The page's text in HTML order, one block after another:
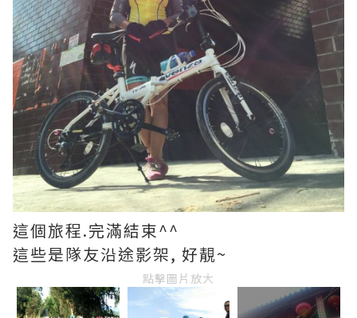
這個旅程.完滿結束^^
這些是隊友沿途影架, 好靚~
點擊圖片放大